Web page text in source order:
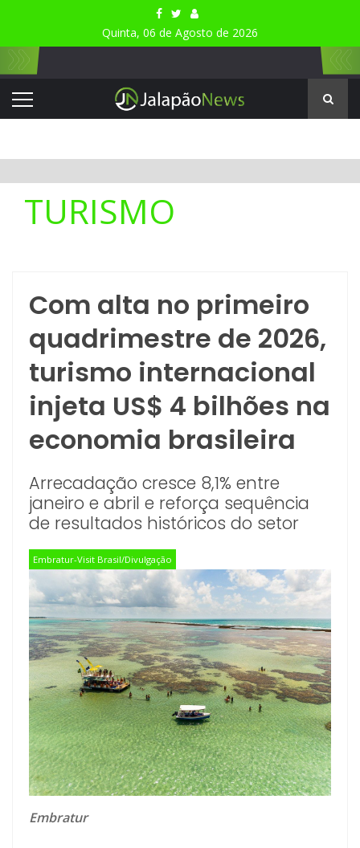
Quinta, 06 de Agosto de 2026
TURISMO
Com alta no primeiro
quadrimestre de 2026,
turismo internacional
injeta US$ 4 bilhões na
economia brasileira
Arrecadação cresce 8,1% entre
janeiro e abril e reforça sequência
de resultados históricos do setor
Embratur-Visit Brasil/Divulgação
Embratur